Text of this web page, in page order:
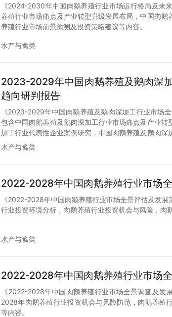
《2024-2030年中国肉鹅养殖行业市场运行格局及未
养殖行业市场痛点及产业转型升级发展布局，中国肉
养殖行业市场前景预测及投资策略建议等内容。
水产与禽类
2023-2029年中国肉鹅养殖及鹅肉深
趋向研判报告
《2023-2029年中国肉鹅养殖及鹅肉深加工行业市场
包含中国肉鹅养殖及鹅肉深加工行业市场痛点及产业转
加工行业代表性企业案例研究，中国肉鹅养殖及鹅肉深
内容。
水产与禽类
2022-2028年中国肉鹅养殖行业市场
《2022-2028年中国肉鹅养殖行业市场全景评估及发
行业投资环境分析，肉鹅养殖行业投资机会与风险，肉
水产与禽类
2022-2028年中国肉鹅养殖行业市场
《2022-2028年中国肉鹅养殖行业市场全景调查及发
2028年肉鹅养殖行业投资机会与风险防范，肉鹅养殖
等内容。